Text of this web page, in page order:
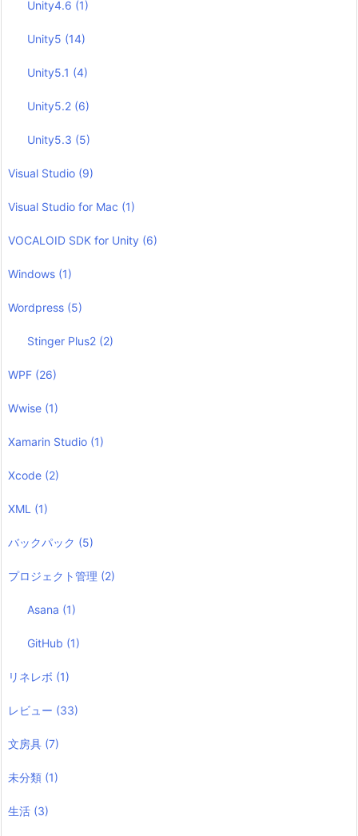
Unity4.6 (1)
Unity5 (14)
Unity5.1 (4)
Unity5.2 (6)
Unity5.3 (5)
Visual Studio (9)
Visual Studio for Mac (1)
VOCALOID SDK for Unity (6)
Windows (1)
Wordpress (5)
Stinger Plus2 (2)
WPF (26)
Wwise (1)
Xamarin Studio (1)
Xcode (2)
XML (1)
バックパック (5)
プロジェクト管理 (2)
Asana (1)
GitHub (1)
リネレボ (1)
レビュー (33)
文房具 (7)
未分類 (1)
生活 (3)